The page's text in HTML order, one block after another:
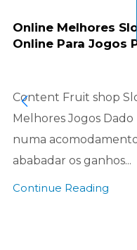
Online Melhores
Online Para Jogos
Content Fruit shop
Melhores Jogos
numa
ababadar os ganhos...
Continue Reading